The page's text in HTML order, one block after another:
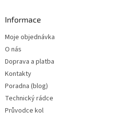
Informace
Moje objednávka
O nás
Doprava a platba
Kontakty
Poradna (blog)
Technický rádce
Průvodce kol